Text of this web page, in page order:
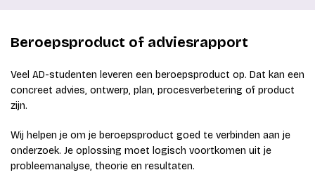
Beroepsproduct of adviesrapport
Veel AD-studenten leveren een beroepsproduct op. Dat kan een
concreet advies, ontwerp, plan, procesverbetering of product
zijn.
Wij helpen je om je beroepsproduct goed te verbinden aan je
onderzoek. Je oplossing moet logisch voortkomen uit je
probleemanalyse, theorie en resultaten.